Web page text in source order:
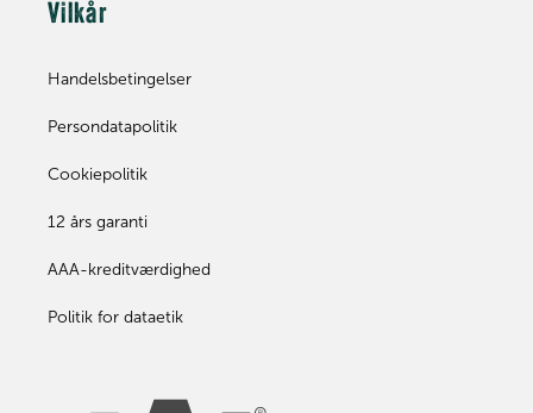
Vilkår
Handelsbetingelser
Persondatapolitik
Cookiepolitik
12 års garanti
AAA-kreditværdighed
Politik for dataetik